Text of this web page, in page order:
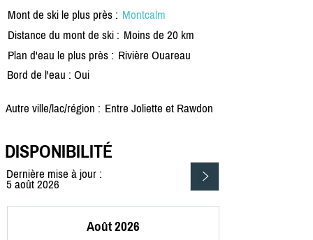
Mont de ski le plus près : Montcalm
Distance du mont de ski : Moins de 20 km
Plan d'eau le plus près : Rivière Ouareau
Bord de l'eau : Oui
Autre ville/lac/région : Entre Joliette et Rawdon
DISPONIBILITÉ
Dernière mise à jour :
5 août 2026
Août 2026